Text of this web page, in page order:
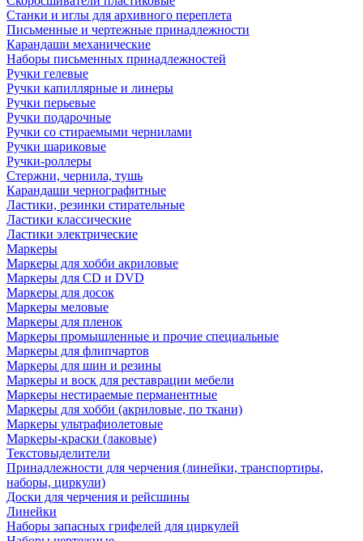
Станки и иглы для архивного переплета
Письменные и чертежные принадлежности
Карандаши механические
Наборы письменных принадлежностей
Ручки гелевые
Ручки капиллярные и линеры
Ручки перьевые
Ручки подарочные
Ручки со стираемыми чернилами
Ручки шариковые
Ручки-роллеры
Стержни, чернила, тушь
Карандаши чернографитные
Ластики, резинки стирательные
Ластики классические
Ластики электрические
Маркеры
Маркеры для хобби акриловые
Маркеры для CD и DVD
Маркеры для досок
Маркеры меловые
Маркеры для пленок
Маркеры промышленные и прочие специальные
Маркеры для флипчартов
Маркеры для шин и резины
Маркеры и воск для реставрации мебели
Маркеры нестираемые перманентные
Маркеры для хобби (акриловые, по ткани)
Маркеры ультрафиолетовые
Маркеры-краски (лаковые)
Текстовыделители
Принадлежности для черчения (линейки, транспортиры,
наборы, циркули)
Доски для черчения и рейсшины
Линейки
Наборы запасных грифелей для циркулей